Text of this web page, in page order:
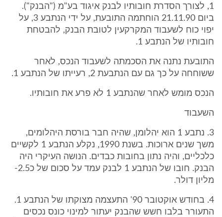
1, לצורך הסדרת חובותיו לבנק איגוד בע"מ ("הבנק").
ביום 21.11.90 הוחתמה התובעת, על ידי הנתבע 3, על
יפוי כוח לשעבוד המקרקעין לטובת הבנק, להבטחת
חובותיו של הנתבע 1.
התובעת נתנה את הסכמתה לשעבוד הנכס, לאחר
ששוחחה על כך גם עם הנתבעת 2, רעייתו של הנתבע 1.
הנכס מומש לאחר שהנתבע 1 לא פרע את חובותיו.
השעבוד
3. נתבע 1 הוא יהלומן, שהיה חבר בורסת היהלומים,
משך שנים ארוכות. בשנת 1990, נקלע הנתבע 1 לקשיים
כלכליים, והיה נתון בחובות כבדים. הנושה העיקרי היה
הבנק. חובו של הנתבע 1 לבנק עמד על סכום של כ2.5-
מליון דולר.
4. בחודש אוקטובר 90' התעצמה מצוקתו של הנתבע 1.
התעורר בלבו חשש שהבנק יעתור למינוי כונס נכסים